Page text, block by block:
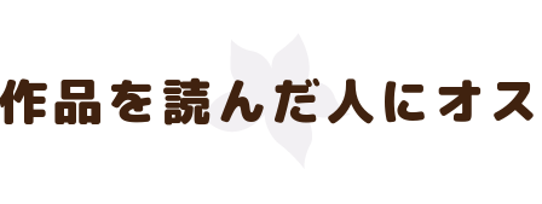
作品を読んだ人にオ